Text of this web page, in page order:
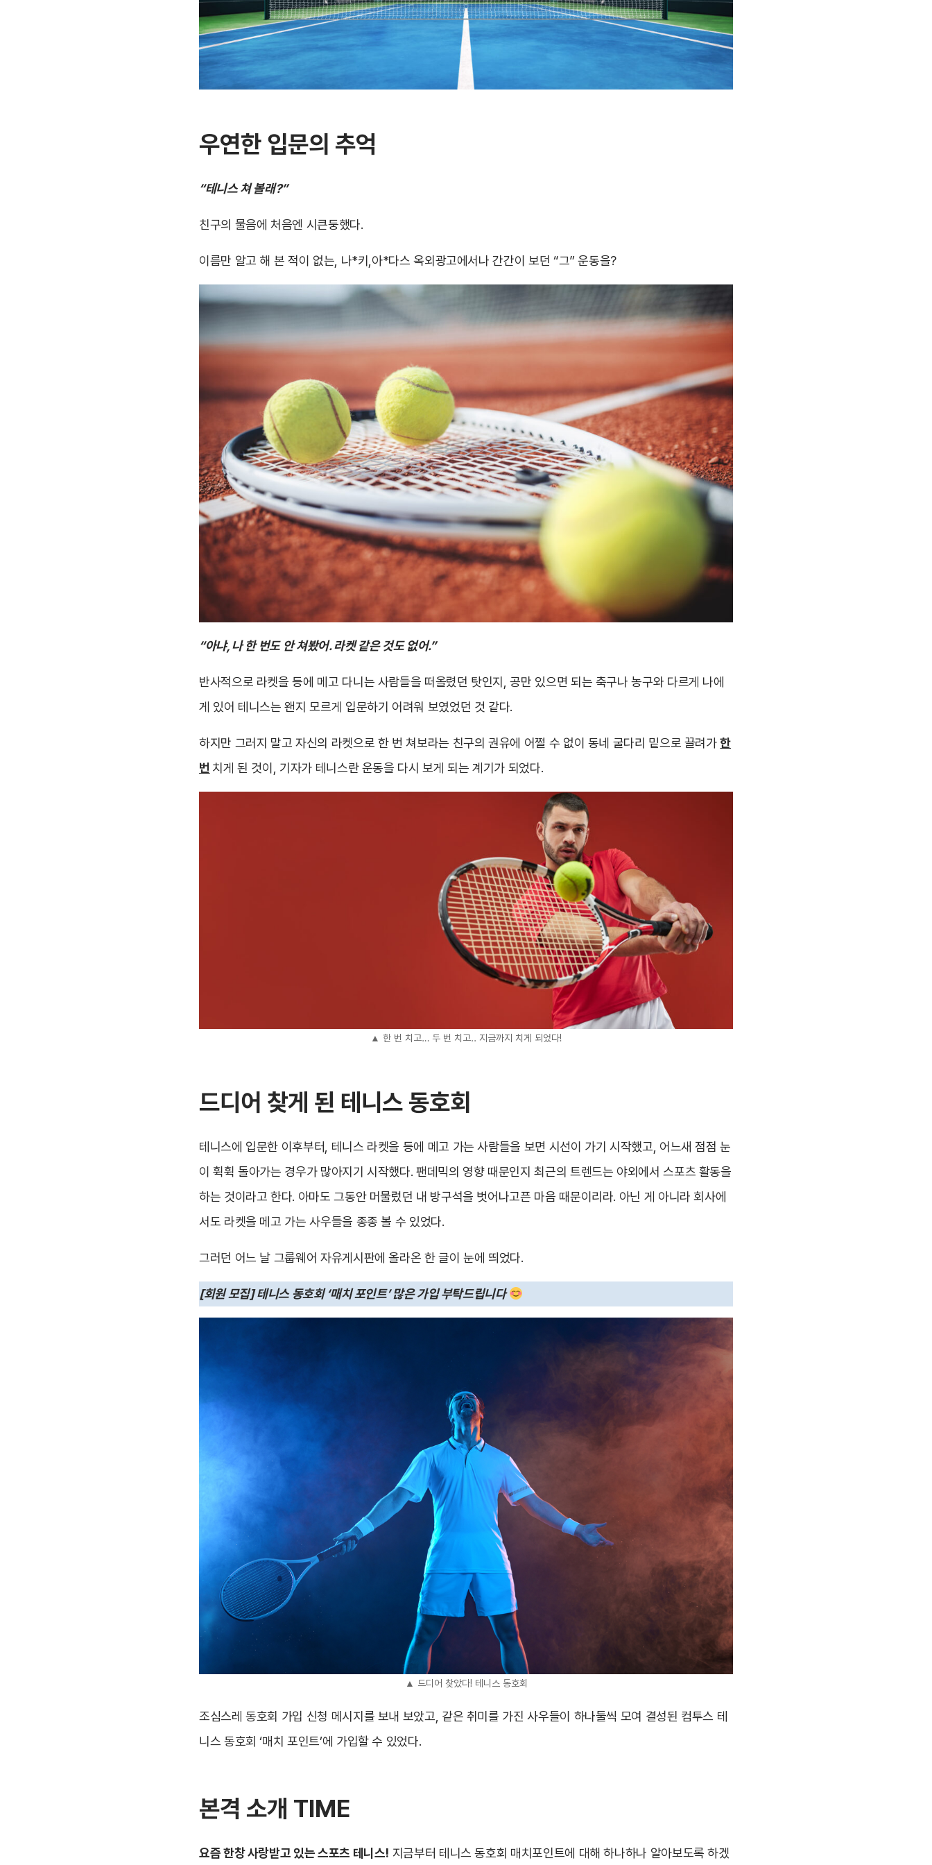
우연한 입문의 추억
“테니스 쳐 볼래?”
친구의 물음에 처음엔 시큰둥했다.
이름만 알고 해 본 적이 없는, 나*키,아*다스 옥외광고에서나 간간이 보던 “그” 운동을?
“아냐, 나 한 번도 안 쳐봤어. 라켓 같은 것도 없어.”
반사적으로 라켓을 등에 메고 다니는 사람들을 떠올렸던 탓인지, 공만 있으면 되는 축구나 농구와 다르게 나에
게 있어 테니스는 왠지 모르게 입문하기 어려워 보였었던 것 같다.
하지만 그러지 말고 자신의 라켓으로 한 번 쳐보라는 친구의 권유에 어쩔 수 없이 동네 굴다리 밑으로 끌려가한
번 치게 된 것이, 기자가 테니스란 운동을 다시 보게 되는 계기가 되었다.
▲ 한 번 치고… 두 번 치고.. 지금까지 치게 되었다!
드디어 찾게 된 테니스 동호회
테니스에 입문한 이후부터, 테니스 라켓을 등에 메고 가는 사람들을 보면 시선이 가기 시작했고, 어느새 점점 눈
이 휙휙 돌아가는 경우가 많아지기 시작했다. 팬데믹의 영향 때문인지 최근의 트렌드는 야외에서 스포츠 활동을
하는 것이라고 한다. 아마도 그동안 머물렀던 내 방구석을 벗어나고픈 마음 때문이리라. 아닌 게 아니라 회사에
서도 라켓을 메고 가는 사우들을 종종 볼 수 있었다.
그러던 어느 날 그룹웨어 자유게시판에 올라온 한 글이 눈에 띄었다.
[회원 모집] 테니스 동호회 ‘매치 포인트’ 많은 가입 부탁드립니다
▲ 드디어 찾았다! 테니스 동호회
조심스레 동호회 가입 신청 메시지를 보내 보았고, 같은 취미를 가진 사우들이 하나둘씩 모여 결성된 컴투스 테
니스 동호회 ‘매치 포인트’에 가입할 수 있었다.
본격 소개 TIME
요즘 한창 사랑받고 있는 스포츠 테니스! 지금부터 테니스 동호회 매치포인트에 대해 하나하나 알아보도록 하겠